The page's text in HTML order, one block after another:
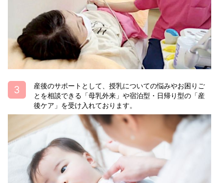
産後のサポートとして、授乳についての悩みやお困りご
とを相談できる「母乳外来」や宿泊型・日帰り型の「産
後ケア」を受け入れております。